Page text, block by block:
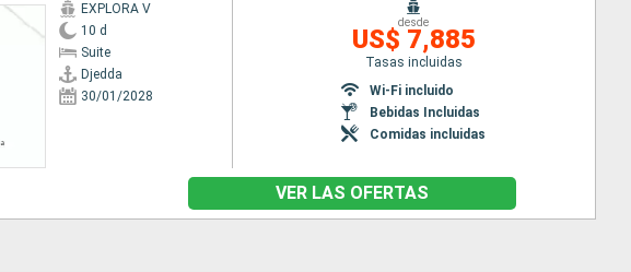
EXPLORA V
10 d
Suite
Djedda
30/01/2028
desde
US$ 7,885
Tasas incluidas
Wi-Fi incluido
Bebidas Incluidas
Comidas incluidas
VER LAS OFERTAS